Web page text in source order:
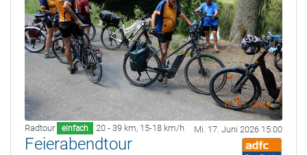
Radtour einfach 20 - 39 km, 15-18 km/h Mi. 17. Juni 2026 15:00
Feierabendtour